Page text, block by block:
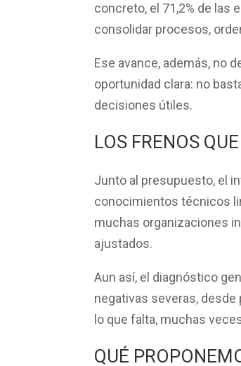
concreto, el 71,2% de las
consolidar procesos,
Ese avance, además, no
oportunidad clara: no
decisiones útiles.
LOS FRENOS
Junto al presupuesto, el
conocimientos técnicos
muchas organizaciones
ajustados.
Aun así, el diagnóstico
negativas severas, desde
lo que falta, muchas
QUÉ